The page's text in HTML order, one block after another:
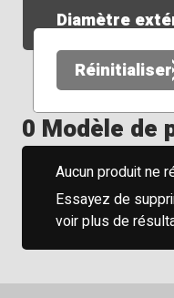
Diamètre
Réinitialiser
0 Modèle de
Aucun produit ne
Essayez de
voir plus de